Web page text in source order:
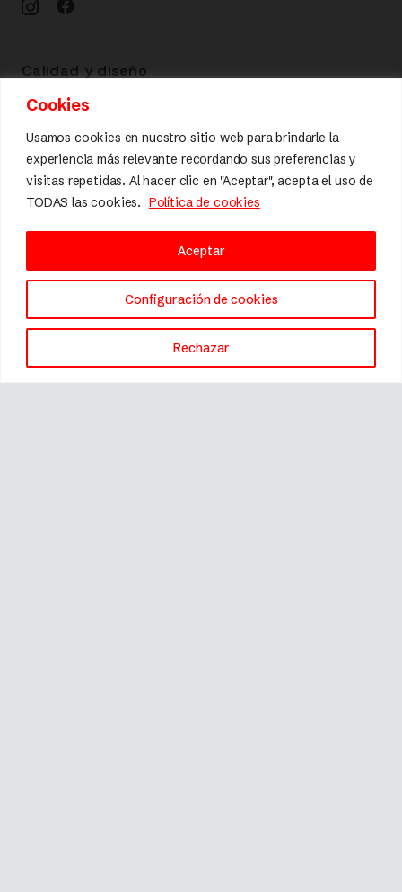
Cookies
Usamos cookies en nuestro sitio web para brindarle la
experiencia más relevante recordando sus preferencias y
visitas repetidas. Al hacer clic en "Aceptar", acepta el uso de
TODAS las cookies. Política de cookies
Configuración de cookies
Rechazar
Aceptar
Calidad y diseño